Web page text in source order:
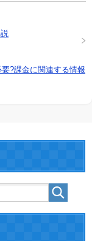
?課金に関連する情報